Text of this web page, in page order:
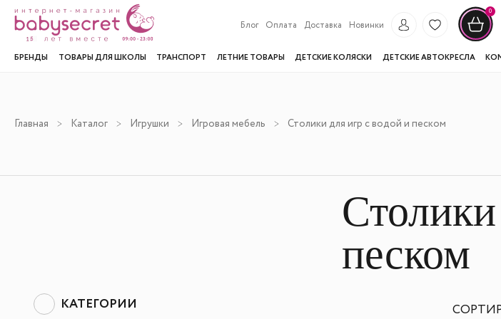
Блог Оплата Доставка Новинки
0
БРЕНДЫ ТОВАРЫ ДЛЯ ШКОЛЫ ТРАНСПОРТ ЛЕТНИЕ ТОВАРЫ ДЕТСКИЕ КОЛЯСКИ ДЕТСКИЕ АВТОКРЕСЛА
Главная Каталог Игрушки Игровая мебель Столики для игр с водой и песком
КАТЕГОРИИ
песком